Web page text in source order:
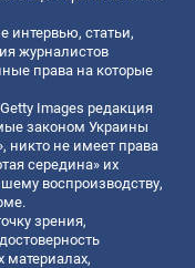
интервью, статьи,
журналистов
права на которые
Images редакция
законом Украины
никто не имеет права
середина» их
воспроизводству,
зрения,